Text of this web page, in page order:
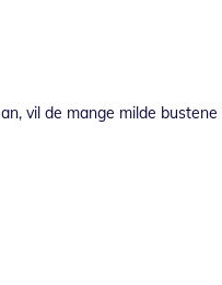
vil de mange milde